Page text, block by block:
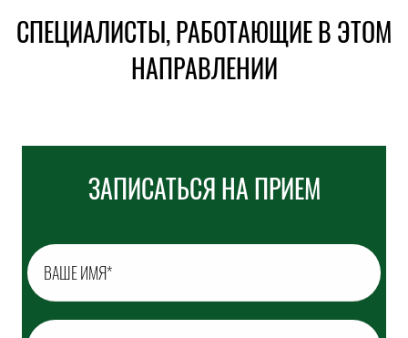
СПЕЦИАЛИСТЫ, РАБОТАЮЩИЕ В ЭТОМ
НАПРАВЛЕНИИ
ЗАПИСАТЬСЯ НА ПРИЕМ